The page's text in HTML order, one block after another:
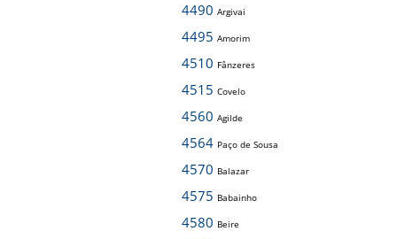
4490 Argivai
4495 Amorim
4510 Fânzeres
4515 Covelo
4560 Agilde
4564 Paço de Sousa
4570 Balazar
4575 Babainho
4580 Beire